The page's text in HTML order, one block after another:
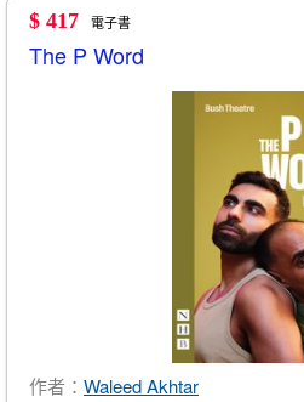
$ 417 電子書
The P Word
作者： Waleed Akhtar